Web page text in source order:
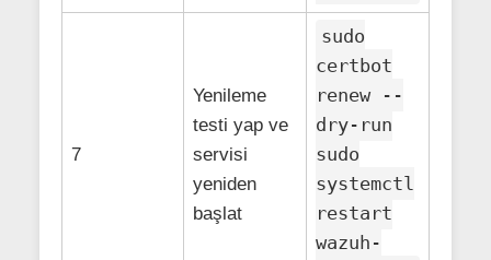
7
Yenileme
testi yap ve
servisi
yeniden
başlat
sudo
certbot
renew --
dry-run
sudo
systemctl
restart
wazuh-